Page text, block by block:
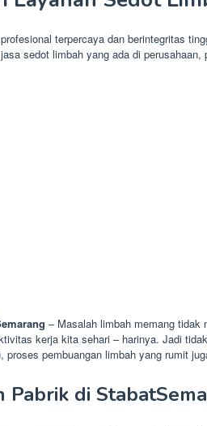
terpercaya dan berintegritas
sedot limbah yang ada di
– Masalah limbah memang tidak
kerja kita sehari – harinya. Jadi
proses pembuangan limbah yang rumit
Pabrik di